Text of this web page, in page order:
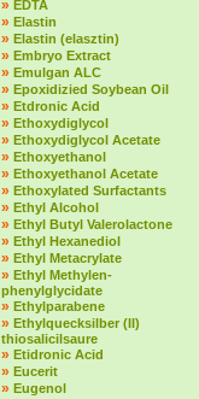
» EDTA
» Elastin
» Elastin (elasztin)
» Embryo Extract
» Emulgan ALC
» Epoxidizied Soybean Oil
» Etdronic Acid
» Ethoxydiglycol
» Ethoxydiglycol Acetate
» Ethoxyethanol
» Ethoxyethanol Acetate
» Ethoxylated Surfactants
» Ethyl Alcohol
» Ethyl Butyl Valerolactone
» Ethyl Hexanediol
» Ethyl Metacrylate
» Ethyl Methylen-
phenylglycidate
» Ethylparabene
» Ethylquecksilber (II)
thiosalicilsaure
» Etidronic Acid
» Eucerit
» Eugenol